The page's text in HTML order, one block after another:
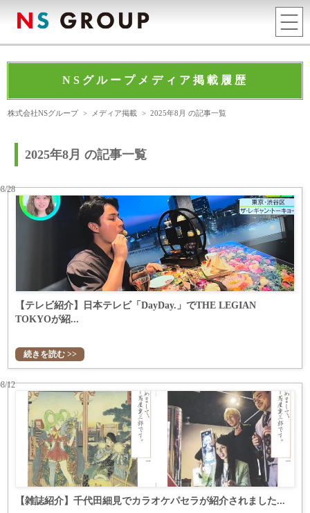
NSグループメディア掲載履歴
株式会社NSグループ > メディア掲載 >2025年8月 の記事一覧
2025年8月 の記事一覧
【テレビ紹介】日本テレビ「DayDay.」でTHE LEGIAN
TOKYOが紹...
28
続きを読む >>
【雑誌紹介】千代田細見でカラオケパセラが紹介されました...
12